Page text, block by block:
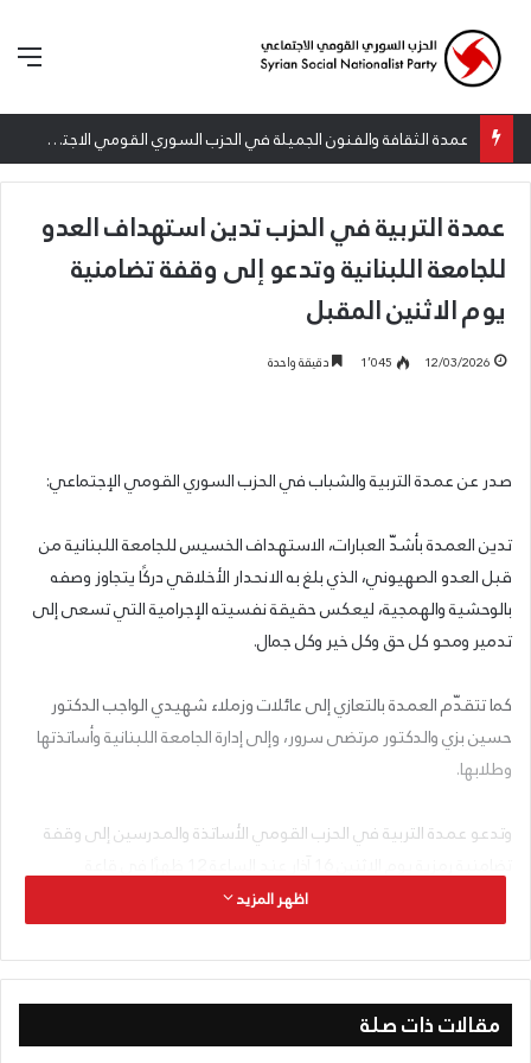
عمدة الثقافة والفنون الجميلة في الحزب السوري القومي الاجتماعي تعلن نتائج الدورة الخامسة من جائزة أنطون سعاده الأدبية
عمدة التربية في الحزب تدين استهداف العدو
للجامعة اللبنانية وتدعو إلى وقفة تضامنية
يوم الاثنين المقبل
12/03/2026 1٬045 دقيقة واحدة
صدر عن عمدة التربية والشباب في الحزب السوري القومي الإجتماعي:
تدين العمدة بأشدّ العبارات، الاستهداف الخسيس للجامعة اللبنانية من
قبل العدو الصهيوني، الذي بلغ به الانحدار الأخلاقي دركًا يتجاوز وصفه
بالوحشية والهمجية، ليعكس حقيقة نفسيته الإجرامية التي تسعى إلى
تدمير ومحو كل حق وكل خير وكل جمال.
كما تتقدّم العمدة بالتعازي إلى عائلات وزملاء شهيدي الواجب الدكتور
حسين بزي والدكتور مرتضى سرور، وإلى إدارة الجامعة اللبنانية وأساتذتها
وطلابها.
وتدعو عمدة التربية في الحزب القومي الأساتذة والمدرسين إلى وقفة
“الملتقى” مبنى جريدة السفير – الحمرا، بيروت.
إن الاستهداف المتعمّد للجامعات وتدميرها في أوقات النزاع، واستهداف
والتقدم الإنساني. فالجامعة هي مساحة للسعي إلى الحقيقة، وتنمية
التفكير النقدي، والحفاظ على التراث الثقافي والعلمي ونقله بين الأجيال.
اظهر المزيد
مقالات ذات صلة